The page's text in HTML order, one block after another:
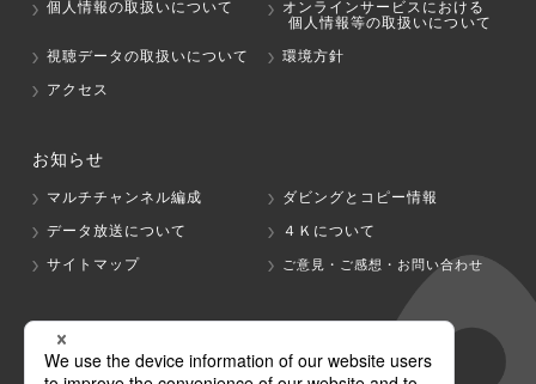
個人情報の取扱いについて
オンラインサービスにおける
個人情報等の取扱いについて
視聴データの取扱いについて
環境方針
アクセス
お知らせ
マルチチャンネル編成
ダビングとコピー情報
データ放送について
４Ｋについて
サイトマップ
ご意見・ご感想・お問い合わせ
グループ会社
テレビ朝日 テレ朝チャンネル